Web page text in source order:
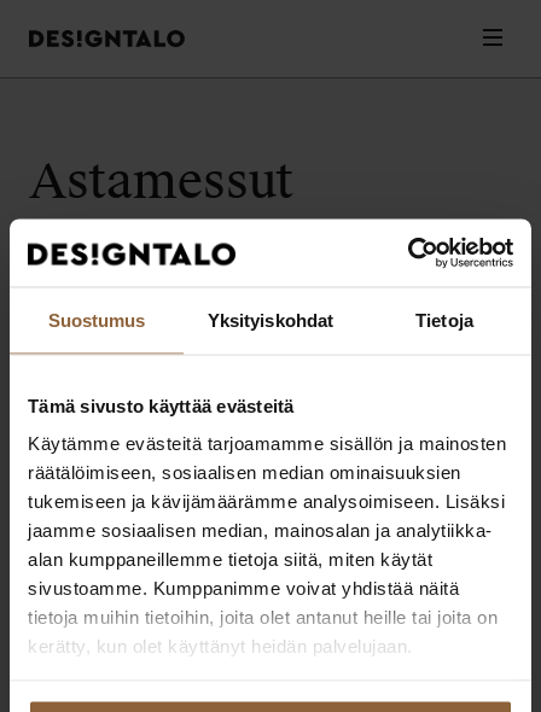
Suostumus Yksityiskohdat Tietoja
Tämä sivusto käyttää evästeitä
Käytämme evästeitä tarjoamamme sisällön ja mainosten
räätälöimiseen, sosiaalisen median ominaisuuksien
tukemiseen ja kävijämäärämme analysoimiseen. Lisäksi
jaamme sosiaalisen median, mainosalan ja analytiikka-
alan kumppaneillemme tietoja siitä, miten käytät
sivustoamme. Kumppanimme voivat yhdistää näitä
tietoja muihin tietoihin, joita olet antanut heille tai joita on
kerätty, kun olet käyttänyt heidän palvelujaan.
Designtalo
Astamessut
Valitettavasti artikkeleita ei löytynyt.
Designtalo
Elämäsi parhaat ratkaisut muuttovalmiin kodin rakentamiseen.
Extranet
Extranet asiakkaille
Extranet
yhteistyökumppaneille
Usein kysytyt kysymykset
Pikalinkit
Ota yhteyttä
Toimipisteet
Tilaa esitteet
Talomallisto
Taloesittelyt